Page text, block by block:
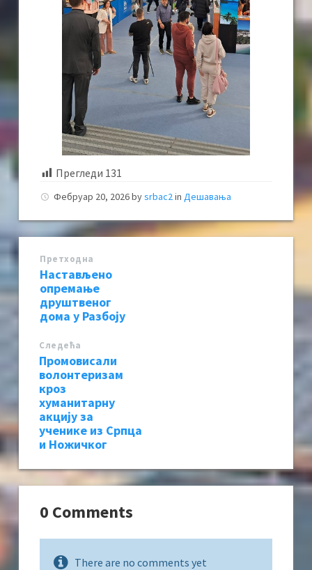
Прегледи 131
Фебруар 20, 2026bysrbac2in Дешавања
Претходна
Настављено
опремање
друштвеног
дома у Разбоју
Следећa
Промовисали
волонтеризам
кроз
хуманитарну
акцију за
ученике из Српца
и Ножичког
0 Comments
There are no comments yet